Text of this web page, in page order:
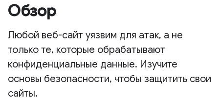
Обзор
Любой веб-сайт уязвим для атак, а не
только те, которые обрабатывают
конфиденциальные данные. Изучите
основы безопасности, чтобы защитить свои
сайты.